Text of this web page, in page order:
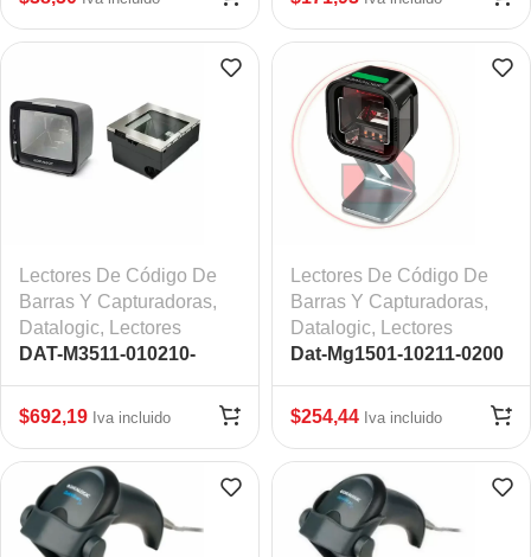
Lectores De Código De
Barras Y Capturadoras,
Datalogic,
Lectores
DAT-M3511-010210-
Magellan
$692,19 Iva incluido
Lectores De Código De
Barras Y Capturadoras,
Datalogic,
Lectores
Dat-Mg1501-10211-0200
$254,44 Iva incluido